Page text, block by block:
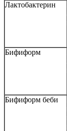
Лактобактерин
Бифиформ
Бифиформ беби